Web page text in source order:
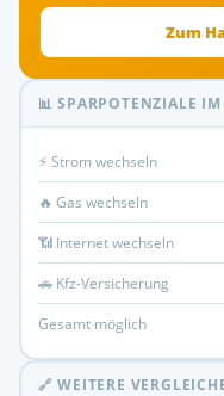
Zum
📊 SPARPOTENZIALE
⚡ Strom wechseln
🔥 Gas wechseln
📶 Internet wechseln
🚗 Kfz-Versicherung
Gesamt möglich
🔗 WEITERE